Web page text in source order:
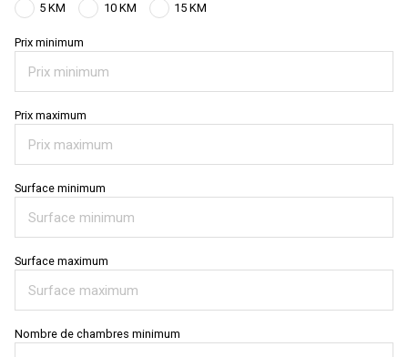
5 KM 10 KM 15 KM
Prix minimum
Prix maximum
Surface minimum
Surface maximum
Nombre de chambres minimum